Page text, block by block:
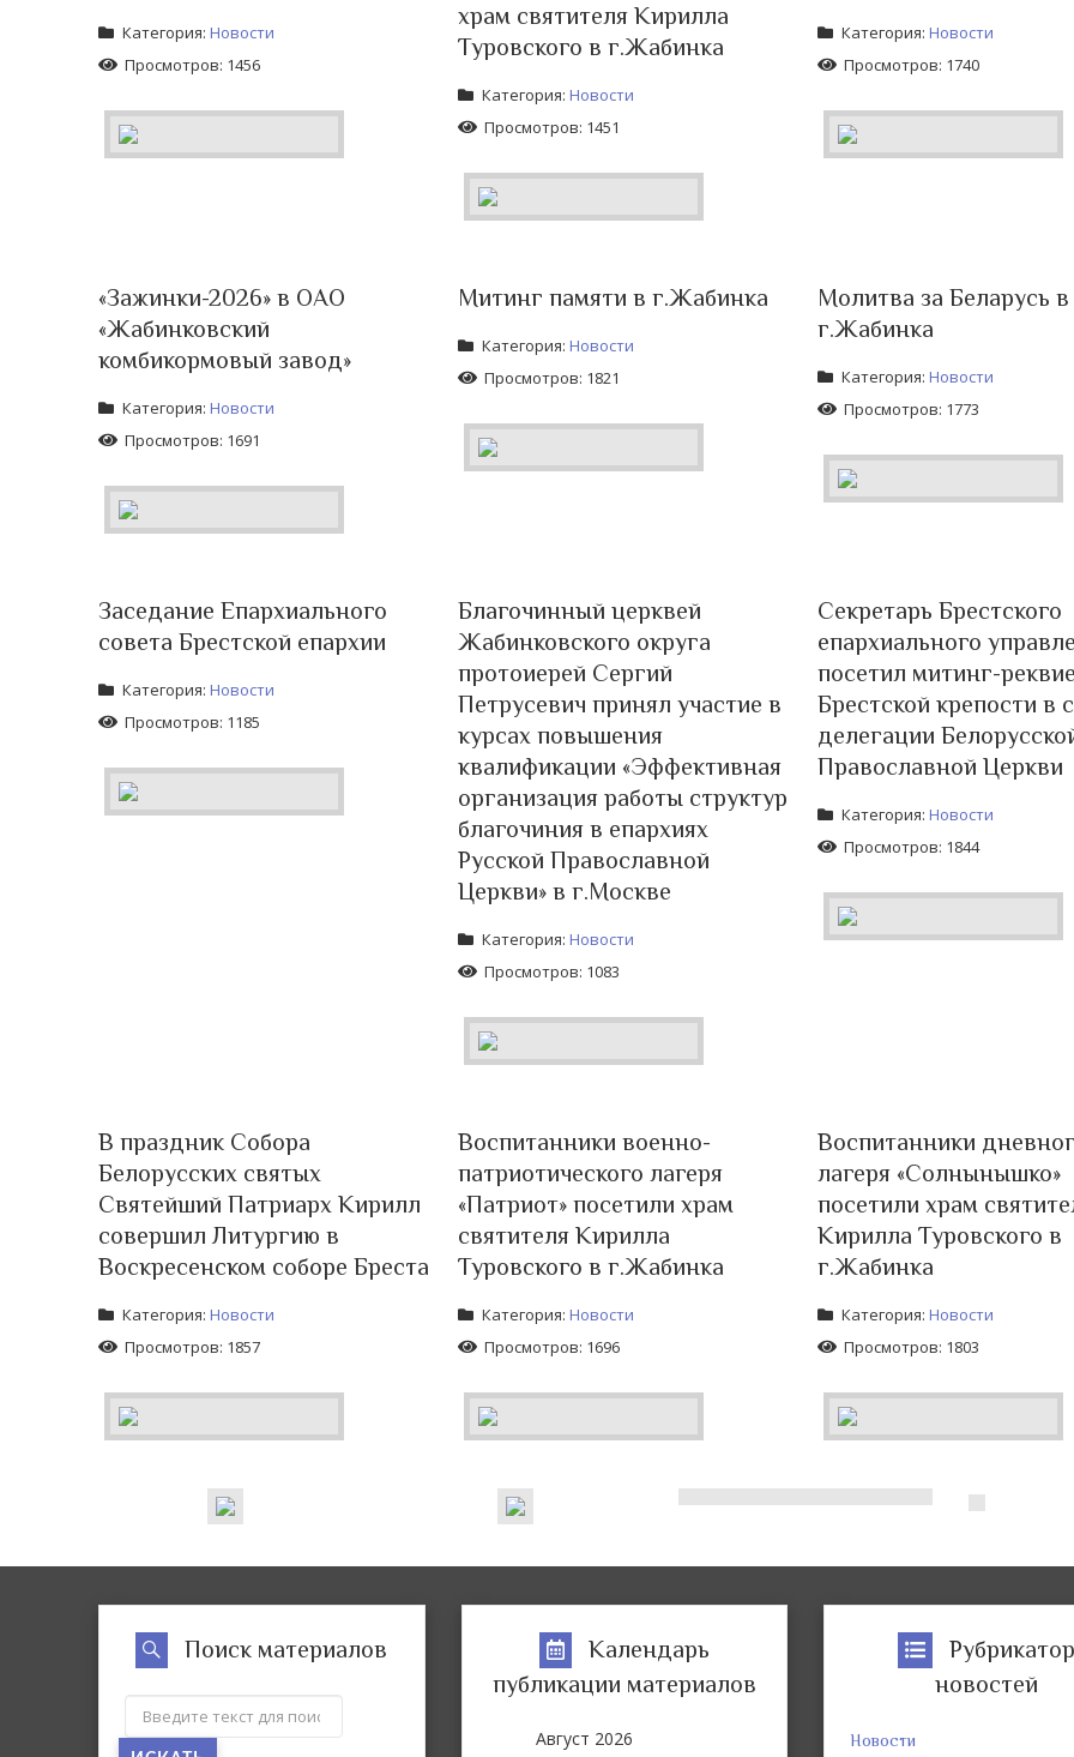
Категория: Новости
Просмотров: 1456
храм святителя Кирилла
Туровского в г.Жабинка
Категория: Новости
Просмотров: 1451
Категория: Новости
Просмотров: 1740
«Зажинки-2026» в ОАО
«Жабинковский
комбикормовый завод»
Категория: Новости
Просмотров: 1691
Митинг памяти в г.Жабинка
Категория: Новости
Просмотров: 1821
Молитва за Беларусь в
г.Жабинка
Категория: Новости
Просмотров: 1773
Заседание Епархиального
совета Брестской епархии
Категория: Новости
Просмотров: 1185
Благочинный церквей
Жабинковского округа
протоиерей Сергий
Петрусевич принял участие в
курсах повышения
квалификации «Эффективная
организация работы структур
благочиния в епархиях
Русской Православной
Церкви» в г.Москве
Категория: Новости
Просмотров: 1083
Секретарь Брестского
епархиального
посетил митинг-
Брестской крепости в
делегации
Православной Церкви
Категория: Новости
Просмотров: 1844
В праздник Собора
Белорусских святых
Святейший Патриарх Кирилл
совершил Литургию в
Воскресенском соборе Бреста
Категория: Новости
Просмотров: 1857
Воспитанники военно-
патриотического лагеря
«Патриот» посетили храм
святителя Кирилла
Туровского в г.Жабинка
Категория: Новости
Просмотров: 1696
Воспитанники
лагеря «Солнынышко»
посетили храм
Кирилла Туровского в
г.Жабинка
Категория: Новости
Просмотров: 1803
Поиск материалов
Календарь
публикации материалов
Август 2026
Рубрикатор
новостей
Новости